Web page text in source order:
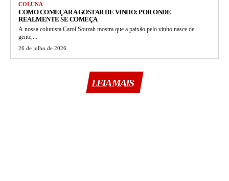
COLUNA
COMO COMEÇAR A GOSTAR DE VINHO: POR ONDE
REALMENTE SE COMEÇA
A nossa colunista Carol Souzah mostra que a paixão pelo vinho nasce de
gente,...
26 de julho de 2026
LEIA MAIS